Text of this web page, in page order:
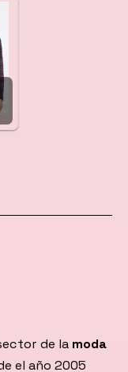
de la moda
el año 2005